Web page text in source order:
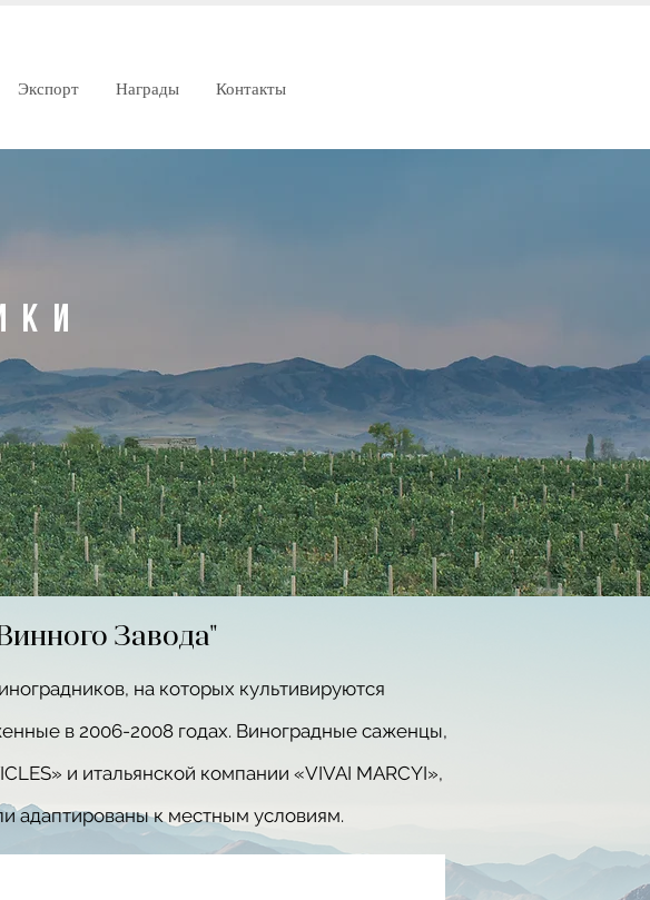
Экспорт Награды Контакты
Завода"
на которых культивируются
в 2006-2008 годах. Виноградные саженцы,
и итальянской компании «VIVAI MARCYI»,
адаптированы к местным условиям.